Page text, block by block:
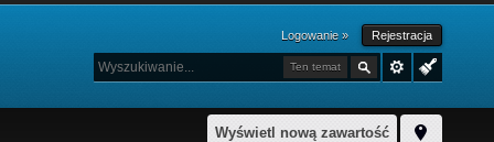
Logowanie » Rejestracja
Ten temat
Wyświetl nową zawartość